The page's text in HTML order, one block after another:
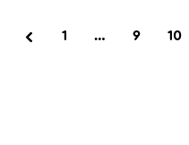
1 … 9 10